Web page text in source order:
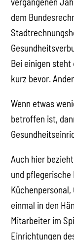
dem
Bei einigen
kurz bevor.
Wenn etwas
betroffen ist,
Auch hier
und pflegerische
einmal in den
Mitarbeiter im
Einrichtungen